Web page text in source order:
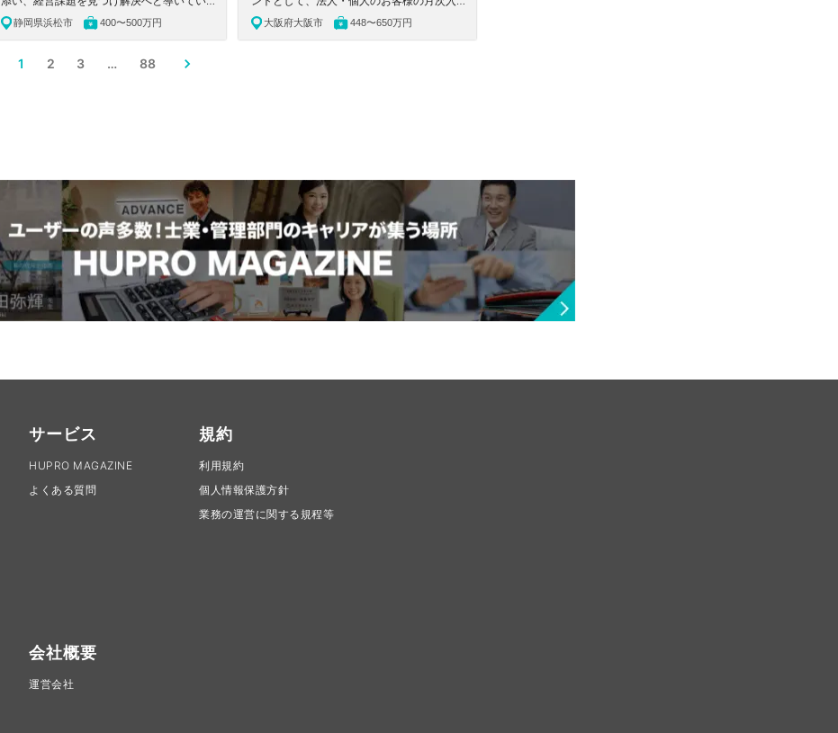
だきます。静岡県浜松市にある、充実した教
育制度あり、マイカー通勤OK、創業45年越
えの税理士法人の求人です。
静岡県浜松市 400〜500万円
から決算・申告業務、巡回を担当いただきま
す。長く働きたい人も、独立を視野に入れ経
験を積みたい人でも歓迎。経営者から信頼さ
大阪府大阪市 448〜650万円
1 2 3 … 88
サービス
HUPRO MAGAZINE
よくある質問
会社概要
運営会社
規約
利用規約
個人情報保護方針
業務の運営に関する規程等